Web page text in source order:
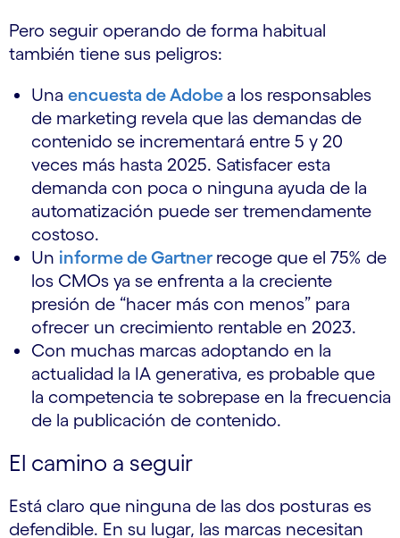
Pero seguir operando de forma habitual
también tiene sus peligros:
Una encuesta de Adobe a los responsables
de marketing revela que las demandas de
contenido se incrementará entre 5 y 20
veces más hasta 2025. Satisfacer esta
demanda con poca o ninguna ayuda de la
automatización puede ser tremendamente
costoso.
Un informe de Gartner recoge que el 75% de
los CMOs ya se enfrenta a la creciente
presión de “hacer más con menos” para
ofrecer un crecimiento rentable en 2023.
Con muchas marcas adoptando en la
actualidad la IA generativa, es probable que
la competencia te sobrepase en la frecuencia
de la publicación de contenido.
El camino a seguir
Está claro que ninguna de las dos posturas es
defendible. En su lugar, las marcas necesitan